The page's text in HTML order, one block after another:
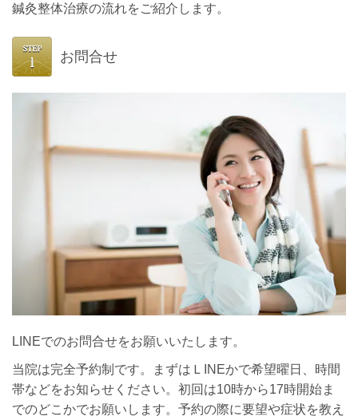
鍼灸整体治療の流れをご紹介します。
お問合せ
LINEでのお問合せをお願いいたします。
当院は完全予約制です。まずはＬINEかで希望曜日、時間
帯などをお知らせください。初回は10時から17時開始ま
でのどこかでお願いします。予約の際に要望や症状を教え